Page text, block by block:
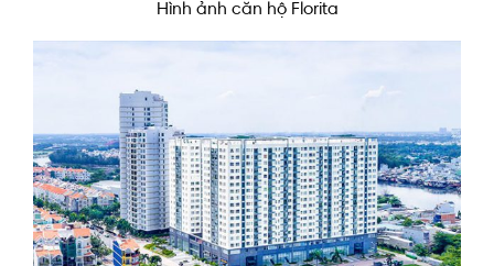
Hình ảnh căn hộ Florita